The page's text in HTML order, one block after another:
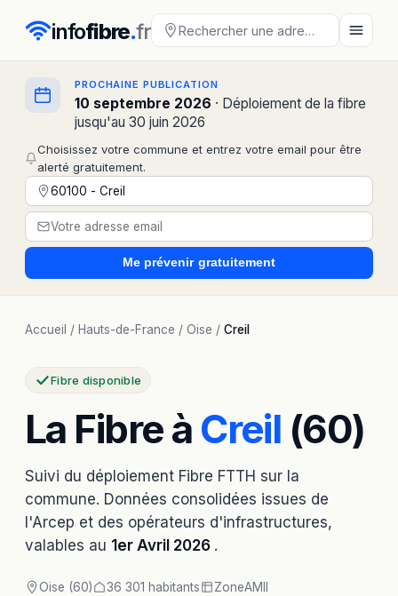
infofibre.fr
PROCHAINE PUBLICATION
10 septembre 2026 · Déploiement de la fibre
jusqu'au 30 juin 2026
Choisissez votre commune et entrez votre email pour être
alerté gratuitement.
Me prévenir gratuitement
Accueil / Hauts-de-France / Oise / Creil
Fibre disponible
La Fibre à Creil (60)
Suivi du déploiement Fibre FTTH sur la
commune. Données consolidées issues de
l'Arcep et des opérateurs d'infrastructures,
valables au 1er Avril 2026 .
Oise (60) 36 301 habitants ZoneAMII